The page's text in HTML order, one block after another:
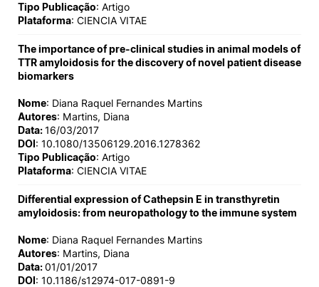
Tipo Publicação: Artigo
Plataforma: CIENCIA VITAE
The importance of pre-clinical studies in animal models of
TTR amyloidosis for the discovery of novel patient disease
biomarkers
Nome: Diana Raquel Fernandes Martins
Autores: Martins, Diana
Data:16/03/2017
DOI: 10.1080/13506129.2016.1278362
Tipo Publicação: Artigo
Plataforma: CIENCIA VITAE
Differential expression of Cathepsin E in transthyretin
amyloidosis: from neuropathology to the immune system
Nome: Diana Raquel Fernandes Martins
Autores: Martins, Diana
Data:01/01/2017
DOI: 10.1186/s12974-017-0891-9